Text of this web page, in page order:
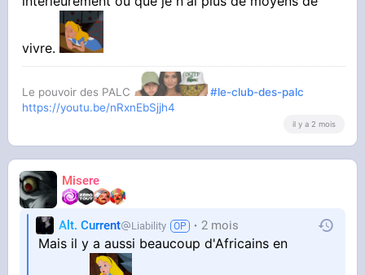
vivre.
Le pouvoir des PALC
#le-club-des-palc
https://youtu.be/nRxnEbSjjh4
il y a 2 mois
Misere
Alt. Current Liability 2 mois
Mais il y a aussi beaucoup d'Africains en